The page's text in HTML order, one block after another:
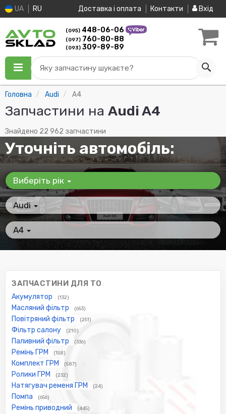
UA RU Доставка і оплата Контакти Вхід
(095) 448-06-06
(097) 760-80-88
(093) 309-89-89
Яку запчастину шукаєте?
Головна Audi A4
Запчастини на Audi A4
Знайдено 22 962 запчастини
Уточніть автомобіль:
Виберіть рік
Audi
A4
ЗАПЧАСТИНИ ДЛЯ ТО
Акумулятор (132)
Масляний фільтр (653)
Повітряний фільтр (251)
Фільтр салону (210)
Паливний фільтр (336)
Ремінь ГРМ (158)
Комплект ГРМ (587)
Ролики ГРМ (232)
Натягувач ременя ГРМ (24)
Помпа (656)
Ремінь приводний (445)